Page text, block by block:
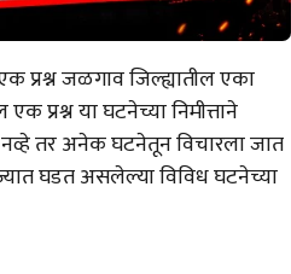
प्रश्न जळगाव जिल्ह्यातील एका
या घटनेच्या निमीत्ताने
तर अनेक घटनेतून विचारला जात
घडत असलेल्या विविध घटनेच्या